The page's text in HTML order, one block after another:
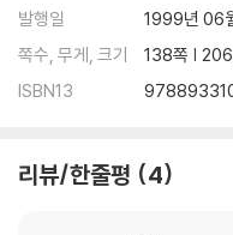
21. 자유롭게 너를 얘기하라
22. 외로움의 근원을 찾아라
23. 자유에 이르는 길로 되돌아
발행일
1999년 06
쪽수, 무게, 크기
138쪽 |
ISBN13
리뷰/한줄평 4